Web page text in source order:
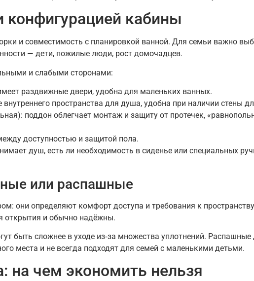
конфигурацией кабины
и совместимость с планировкой ванной. Для семьи важно
— дети, пожилые люди, рост домочадцев.
и слабыми сторонами:
раздвижные двери, удобна для маленьких ванных.
пространства для душа, удобна при наличии стены
поддон облегчает монтаж и защиту от протечек,
доступностью и защитой пола.
душ, есть ли необходимость в сиденье или специальных
или распашные
они определяют комфорт доступа и требования к
открытия и обычно надёжны.
быть сложнее в уходе из‑за множества уплотнений.
места и не всегда подходят для семей с маленькими детьми.
на чем экономить нельзя